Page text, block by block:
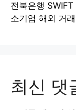
전북은행
소기업 해외 거
최신 댓